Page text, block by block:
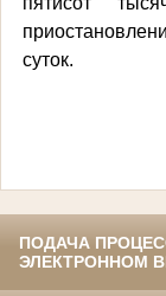
суток.
ПОДАЧА
ЭЛЕКТРОННОМ